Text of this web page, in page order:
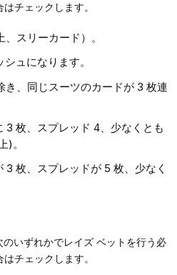
チェックします。
スリーカード）。
ュになります。
、同じスーツのカードが 3 枚連
3 枚、スプレッド 4、少なくとも
)。
3 枚、スプレッドが 5 枚、少なく
いずれかでレイズ ベットを行う必
チェックします。